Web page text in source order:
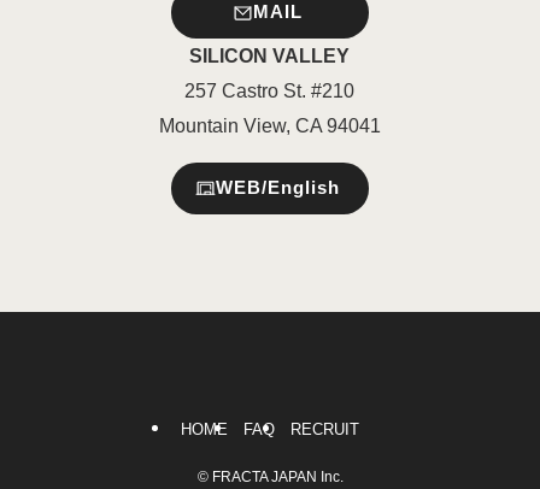
MAIL
SILICON VALLEY
257 Castro St. #210
Mountain View, CA 94041
WEB/English
HOME FAQ RECRUIT
©FRACTA JAPAN Inc.